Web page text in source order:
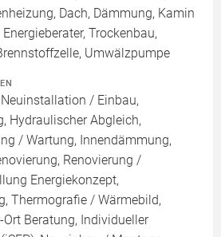
Dach, Dämmung, Kamin
Trockenbau,
Umwälzpumpe
/ Einbau,
Hydraulischer Abgleich,
/ Wartung, Innendämmung,
Renovierung /
Energiekonzept,
Thermografie / Wärmebild,
Ort Beratung, Individueller